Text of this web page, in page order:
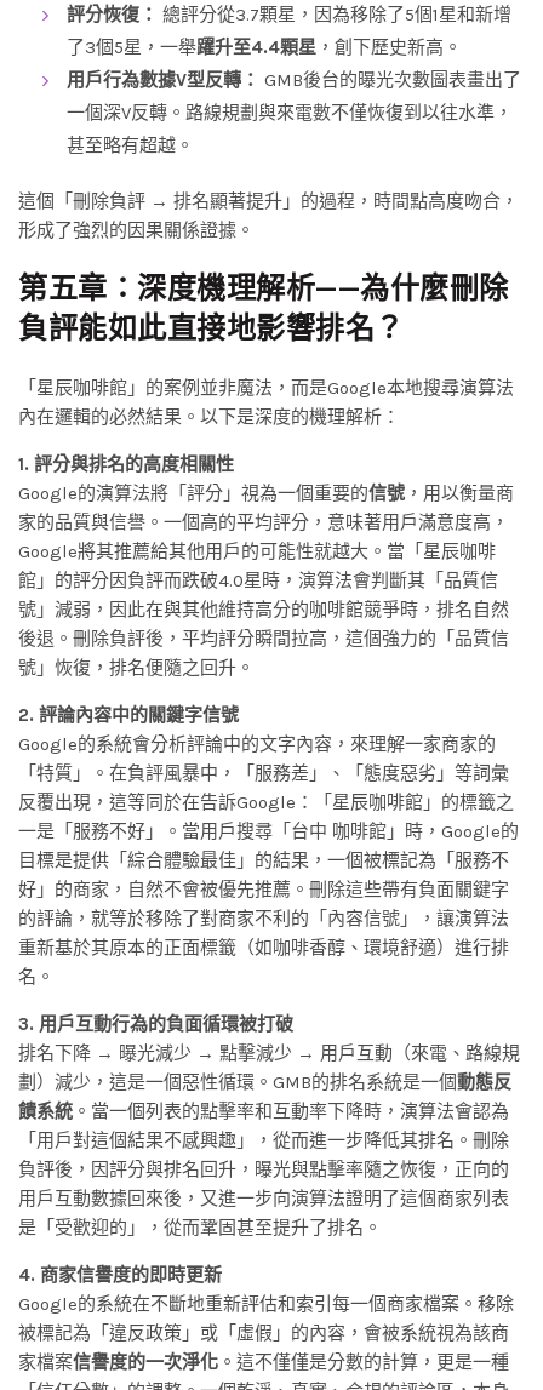
評分恢復： 總評分從3.7顆星，因為移除了5個1星和新增
了3個5星，一舉躍升至4.4顆星 ，創下歷史新高。
用戶行為數據V型反轉： GMB後台的曝光次數圖表畫出了
一個深V反轉。路線規劃與來電數不僅恢復到以往水準，
甚至略有超越。
這個「刪除負評 → 排名顯著提升」的過程，時間點高度吻合，
形成了強烈的因果關係證據。
第五章：深度機理解析——為什麼刪除
負評能如此直接地影響排名？
「星辰咖啡館」的案例並非魔法，而是Google本地搜尋演算法
內在邏輯的必然結果。以下是深度的機理解析：
1. 評分與排名的高度相關性
Google的演算法將「評分」視為一個重要的信號 ，用以衡量商
家的品質與信譽。一個高的平均評分，意味著用戶滿意度高，
Google將其推薦給其他用戶的可能性就越大。當「星辰咖啡
館」的評分因負評而跌破4.0星時，演算法會判斷其「品質信
號」減弱，因此在與其他維持高分的咖啡館競爭時，排名自然
後退。刪除負評後，平均評分瞬間拉高，這個強力的「品質信
號」恢復，排名便隨之回升。
2. 評論內容中的關鍵字信號
Google的系統會分析評論中的文字內容，來理解一家商家的
「特質」。在負評風暴中，「服務差」、「態度惡劣」等詞彙
反覆出現，這等同於在告訴Google：「星辰咖啡館」的標籤之
一是「服務不好」。當用戶搜尋「台中 咖啡館」時，Google的
目標是提供「綜合體驗最佳」的結果，一個被標記為「服務不
好」的商家，自然不會被優先推薦。刪除這些帶有負面關鍵字
的評論，就等於移除了對商家不利的「內容信號」，讓演算法
重新基於其原本的正面標籤（如咖啡香醇、環境舒適）進行排
名。
3. 用戶互動行為的負面循環被打破
排名下降 → 曝光減少 → 點擊減少 → 用戶互動（來電、路線規
劃）減少，這是一個惡性循環。GMB的排名系統是一個動態反
饋系統 。當一個列表的點擊率和互動率下降時，演算法會認為
「用戶對這個結果不感興趣」，從而進一步降低其排名。刪除
負評後，因評分與排名回升，曝光與點擊率隨之恢復，正向的
用戶互動數據回來後，又進一步向演算法證明了這個商家列表
是「受歡迎的」，從而鞏固甚至提升了排名。
4. 商家信譽度的即時更新
Google的系統在不斷地重新評估和索引每一個商家檔案。移除
被標記為「違反政策」或「虛假」的內容，會被系統視為該商
家檔案信譽度的一次淨化 。這不僅僅是分數的計算，更是一種